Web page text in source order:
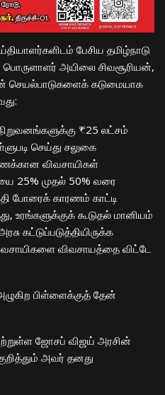
பேசிய தமிழ்நாடு
பொருளாளர் அயிலை சிவசூரியன்,
செயல்பாடுகளைக் கடுமையாக
₹25 லட்சம்
செய்து சலுகை
விவசாயிகள்
25% முதல் 50% வரை
போரைக் காரணம் காட்டி
உரங்களுக்குக் கூடுதல் மானியம்
கட்டுப்படுத்தியிருக்க
விவசாயத்தை விட்டே
பிள்ளைக்குத் தேன்
ஜோசப் விஜய் அரசின்
அவர் தனது